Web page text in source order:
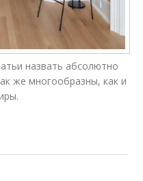
Дизайн от
профессионалов
Арка в квартире
назвать абсолютно
же многообразны, как и